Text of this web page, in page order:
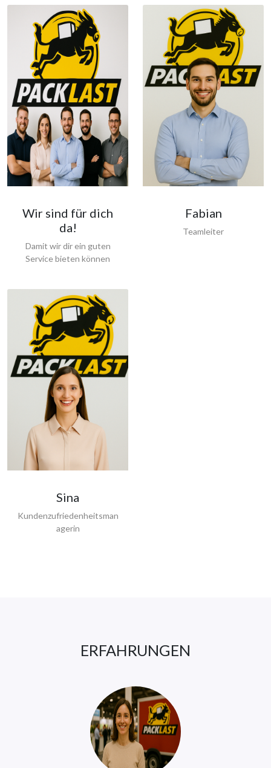
Wir sind für dich
da!
Damit wir dir ein guten
Service bieten können
Fabian
Teamleiter
Sina
Kundenzufriedenheitsman
agerin
ERFAHRUNGEN